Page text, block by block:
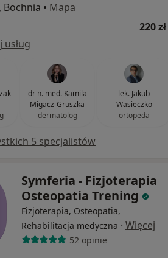
Bochnia • Mapa
220 zł
usług
dr n. med. Kamila
Migacz-Gruszka
dermatolog
lek. Jakub
Wasieczko
ortopeda
5 specjalistów
Symferia - Fizjoterapia
Osteopatia Trening
Fizjoterapia, Osteopatia,
Rehabilitacja medyczna · Więcej
52 opinie